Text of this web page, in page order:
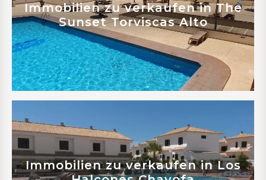
Immobilien zu verkaufen in The
Sunset Torviscas Alto
Immobilien zu verkaufen in Los
Mehr erfahren